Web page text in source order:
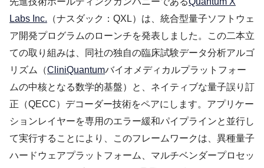
Labs Inc. （ナスダック：QXL）は、統合型量子ソフトウェ
ア開発プログラムのローンチを発表しました。この二本立
ての取り組みは、同社の独自の臨床試験データ分析アルゴ
リズム（CliniQuantumバイオメディカルプラットフォー
ムの中核となる数学的基盤）と、ネイティブな量子誤り訂
正（QECC）デコーダー技術をペアにします。アプリケー
ションレイヤーを専用のエラー緩和パイプラインと並行し
て実行することにより、このフレームワークは、異種量子
ハードウェアプラットフォーム、マルチベンダープロセッ